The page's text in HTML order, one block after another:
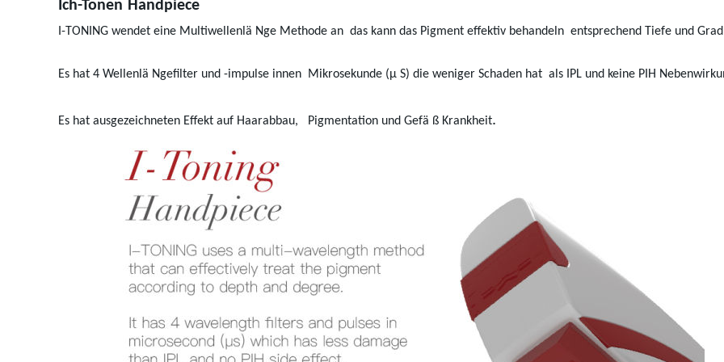
Ich-Tonen Handpiece
I-TONING wendet eine Multiwellenlä Nge Methode an das kann das Pigment effektiv behandeln entsprechend Tiefe und Grad
Es hat 4 Wellenlä Ngefilter und -impulse innen Mikrosekunde (μ S) die weniger Schaden hat als IPL und keine PIH
Es hat ausgezeichneten Effekt auf Haarabbau, Pigmentation und Gefä ß Krankheit.